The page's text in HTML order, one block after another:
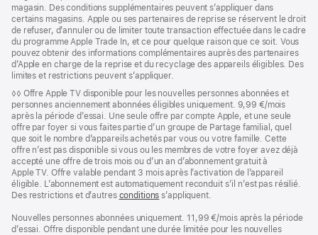
magasin. Des conditions supplémentaires peuvent s’appliquer dans
certains magasins. Apple ou ses partenaires de reprise se réservent le droit
de refuser, d’annuler ou de limiter toute transaction effectuée dans le cadre
du programme Apple Trade In, et ce pour quelque raison que ce soit. Vous
pouvez obtenir des informations complémentaires auprès des partenaires
d’Apple en charge de la reprise et du recyclage des appareils éligibles. Des
limites et restrictions peuvent s’appliquer.
Note
de
bas
de
page
◊◊ Offre Apple TV disponible pour les nouvelles personnes abonnées et
personnes anciennement abonnées éligibles uniquement. 9,99 €/mois
après la période d’essai. Une seule offre par compte Apple, et une seule
offre par foyer si vous faites partie d’un groupe de Partage familial, quel
que soit le nombre d’appareils achetés par vous ou votre famille. Cette
offre n’est pas disponible si vous ou les membres de votre foyer avez déjà
accepté une offre de trois mois ou d’un an d’abonnement gratuit à
Apple TV. Offre valable pendant 3 mois après l’activation de l’appareil
éligible. L’abonnement est automatiquement reconduit s’il n’est pas résilié.
Des restrictions et d’autres conditions s’appliquent.
Nouvelles personnes abonnées uniquement. 11,99 €/mois après la période
d’essai. Offre disponible pendant une durée limitée pour les nouvelles